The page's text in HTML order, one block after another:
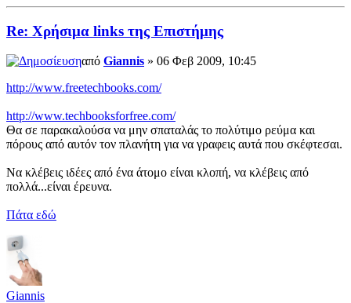
Re: Χρήσιμα links της Επιστήμης
από Giannis » 06 Φεβ 2009, 10:45
http://www.freetechbooks.com/
http://www.techbooksforfree.com/
Θα σε παρακαλούσα να μην σπαταλάς το πολύτιμο ρεύμα και
πόρους από αυτόν τον πλανήτη για να γραφεις αυτά που σκέφτεσαι.
Να κλέβεις ιδέες από ένα άτομο είναι κλοπή, να κλέβεις από
πολλά...είναι έρευνα.
Πάτα εδώ
Giannis